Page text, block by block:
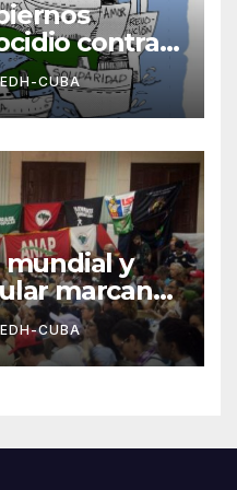
contra
López
CUBA
mundial y
marcan
Cuba
CUBA